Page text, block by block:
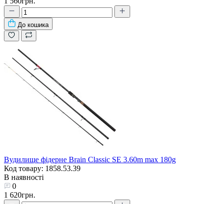
До кошика
Вудилище фідерне Brain Classic SE 3.60m max 180g
Код товару: 1858.53.39
В наявності
0
1 620грн.